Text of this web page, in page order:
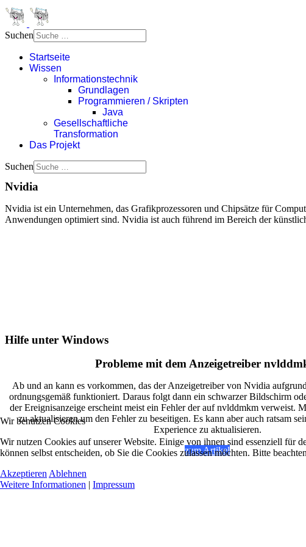
Suchen
Startseite
Wissen
Informationstechnik
Grundlagen
Programmieren / Skripten
Java
Gesellschaftliche
Transformation
Das Projekt
Suchen
Nvidia
Nvidia ist ein Unternehmen, das Grafikprozessoren und Chipsätze für
Anwendungen optimiert sind. Nvidia ist auch führend im Bereich der
Hilfe unter Windows
Probleme mit dem Anzeigetreiber
Ab und an kann es vorkommen, das der Anzeigetreiber von Nvidia
ordnungsgemäß funktioniert. Daraus folgt dann ein schwarzer Bildschirm
der Ereignisanzeige erscheint meist ein Fehler der auf nvlddmkm verweist.
zu aktualisieren um den Fehler zu beseitigen. Es kann aber auch ratsam
Experience zu aktualisieren.
zum Artikel
Wir benutzen Cookies
Wir nutzen Cookies auf unserer Website. Einige von ihnen sind essenziell für
können selbst entscheiden, ob Sie die Cookies zulassen möchten. Bitte
Akzeptieren Ablehnen
Weitere Informationen | Impressum